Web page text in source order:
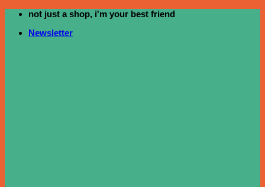
ข้าม
not just a shop, i'm your best friend
Newsletter